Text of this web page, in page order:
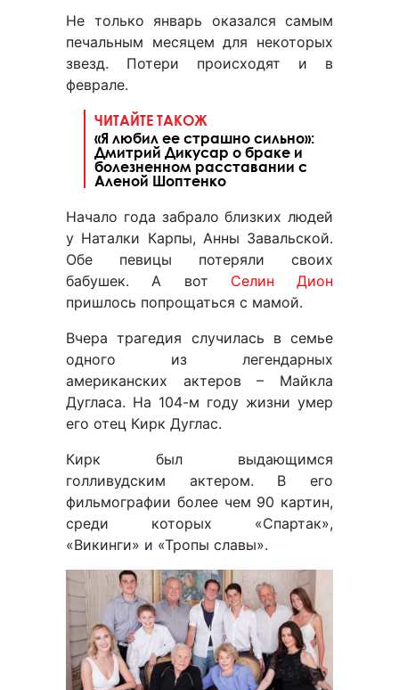
Не только январь оказался самым
печальным месяцем для некоторых
звезд. Потери происходят и в
феврале.
ЧИТАЙТЕ ТАКОЖ
«Я любил ее страшно сильно»:
Дмитрий Дикусар о браке и
болезненном расставании с
Аленой Шоптенко
Начало года забрало близких людей
у Наталки Карпы, Анны Завальской.
Обе певицы потеряли своих
бабушек. А вот Селин Дион
пришлось попрощаться с мамой.
Вчера трагедия случилась в семье
одного из легендарных
американских актеров – Майкла
Дугласа. На 104-м году жизни умер
его отец Кирк Дуглас.
Кирк был выдающимся
голливудским актером. В его
фильмографии более чем 90 картин,
среди которых «Спартак»,
«Викинги» и «Тропы славы».